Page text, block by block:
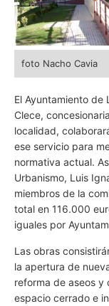
foto Nacho Cavia
El Ayuntamiento de
Clece,
localidad,
ese servicio para
normativa actual.
Urbanismo, Luis
miembros de la
total en 116.000
iguales por
Las obras
la apertura de
reforma de aseos y
espacio cerrado e